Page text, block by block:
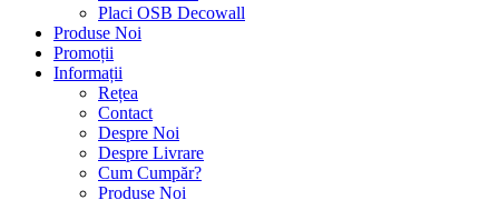
Placi OSB Decowall
Produse Noi
Promoții
Informații
Rețea
Contact
Despre Noi
Despre Livrare
Cum Cumpăr?
Produse Noi